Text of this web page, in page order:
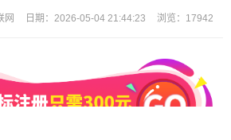
网 日期： 2026-05-04 21:44:23 浏览： 17942